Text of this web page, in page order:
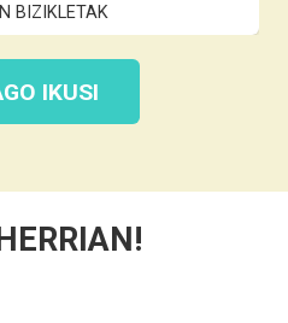
BIZIKLETAK
IKUSI